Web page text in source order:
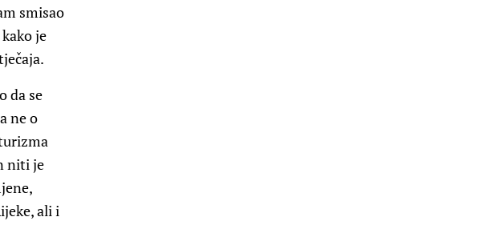
smisao
je
da se
ne o
niti je
ali i